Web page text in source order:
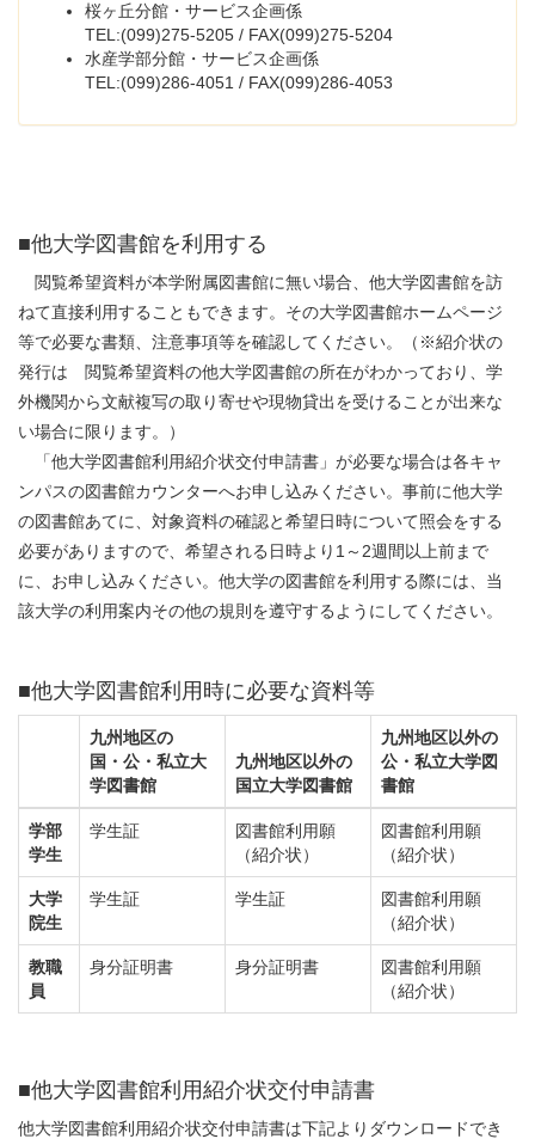
桜ヶ丘分館・サービス企画係
TEL:(099)275-5205 / FAX(099)275-5204
水産学部分館・サービス企画係
TEL:(099)286-4051 / FAX(099)286-4053
■他大学図書館を利用する
閲覧希望資料が本学附属図書館に無い場合、他大学図書館を訪
ねて直接利用することもできます。その大学図書館ホームページ
等で必要な書類、注意事項等を確認してください。（※紹介状の
発行は 閲覧希望資料の他大学図書館の所在がわかっており、学
外機関から文献複写の取り寄せや現物貸出を受けることが出来な
い場合に限ります。）
「他大学図書館利用紹介状交付申請書」が必要な場合は各キャ
ンパスの図書館カウンターへお申し込みください。事前に他大学
の図書館あてに、対象資料の確認と希望日時について照会をする
必要がありますので、希望される日時より1～2週間以上前まで
に、お申し込みください。他大学の図書館を利用する際には、当
該大学の利用案内その他の規則を遵守するようにしてください。
■他大学図書館利用時に必要な資料等
九州地区の
国・公・私立大
学図書館
九州地区以外の
国立大学図書館
九州地区以外の
公・私立大学図
書館
学部
学生
学生証
図書館利用願
（紹介状）
図書館利用願
（紹介状）
大学
院生
学生証 学生証
図書館利用願
（紹介状）
教職
員
身分証明書 身分証明書
図書館利用願
（紹介状）
■他大学図書館利用紹介状交付申請書
他大学図書館利用紹介状交付申請書は下記よりダウンロードでき